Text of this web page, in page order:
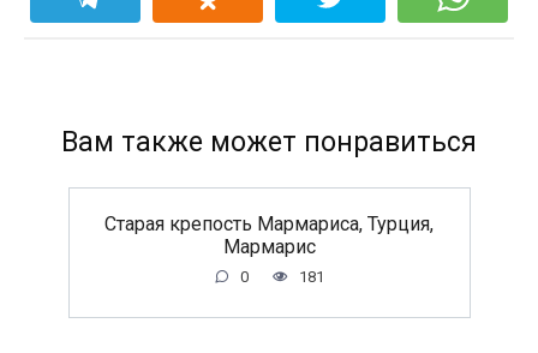
Вам также может понравиться
Старая крепость Мармариса, Турция,
Мармарис
0 181